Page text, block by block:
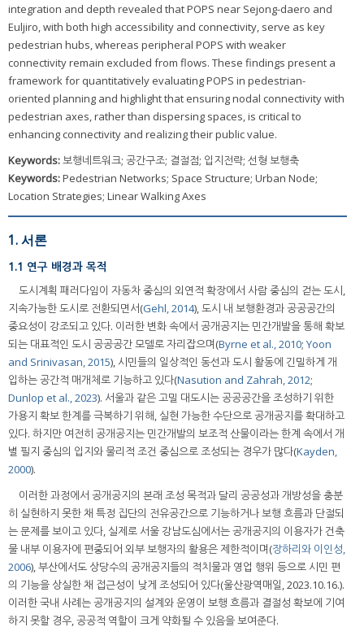
integration and depth revealed that POPS near Sejong-daero and
Euljiro, with both high accessibility and connectivity, serve as key
pedestrian hubs, whereas peripheral POPS with weaker
connectivity remain excluded from flows. These findings present a
framework for quantitatively evaluating POPS in pedestrian-
oriented planning and highlight that ensuring nodal connectivity with
pedestrian axes, rather than dispersing spaces, is critical to
enhancing connectivity and realizing their public value.
Keywords:보행네트워크; 공간구조; 결절점; 입지전략; 선형 보행축
Keywords:Pedestrian Networks; Space Structure; Urban Node;
Location Strategies; Linear Walking Axes
1. 서론
1.1 연구 배경과 목적
도시계획 패러다임이 자동차 중심의 외연적 확장에서 사람 중심의 걷는 도시,
지속가능한 도시로 전환되면서(Gehl, 2014), 도시 내 보행환경과 공공공간의
중요성이 강조되고 있다. 이러한 변화 속에서 공개공지는 민간개발을 통해 확보
되는 대표적인 도시 공공공간 모델로 자리잡으며(Byrne et al., 2010; Yoon
and Srinivasan, 2015), 시민들의 일상적인 동선과 도시 활동에 긴밀하게 개
입하는 공간적 매개체로 기능하고 있다(Nasution and Zahrah, 2012;
Dunlop et al., 2023). 서울과 같은 고밀 대도시는 공공공간을 조성하기 위한
가용지 확보 한계를 극복하기 위해, 실현 가능한 수단으로 공개공지를 확대하고
있다. 하지만 여전히 공개공지는 민간개발의 보조적 산물이라는 한계 속에서 개
별 필지 중심의 입지와 물리적 조건 중심으로 조성되는 경우가 많다(Kayden,
2000).
이러한 과정에서 공개공지의 본래 조성 목적과 달리 공공성과 개방성을 충분
히 실현하지 못한 채 특정 집단의 전유공간으로 기능하거나 보행 흐름과 단절되
는 문제를 보이고 있다, 실제로 서울 강남도심에서는 공개공지의 이용자가 건축
물 내부 이용자에 편중되어 외부 보행자의 활용은 제한적이며(장하리와 이인성,
2006), 부산에서도 상당수의 공개공지들의 적치물과 영업 행위 등으로 시민 편
의 기능을 상실한 채 접근성이 낮게 조성되어 있다(울산광역매일, 2023.10.16.).
이러한 국내 사례는 공개공지의 설계와 운영이 보행 흐름과 결절성 확보에 기여
하지 못할 경우, 공공적 역할이 크게 약화될 수 있음을 보여준다.